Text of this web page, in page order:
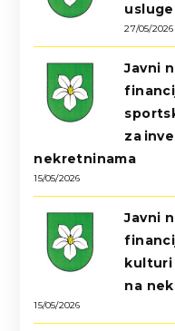
usluge
27/05/2026
Javni
za
nekretninama
15/05/2026
Javni
kulturi
na
15/05/2026